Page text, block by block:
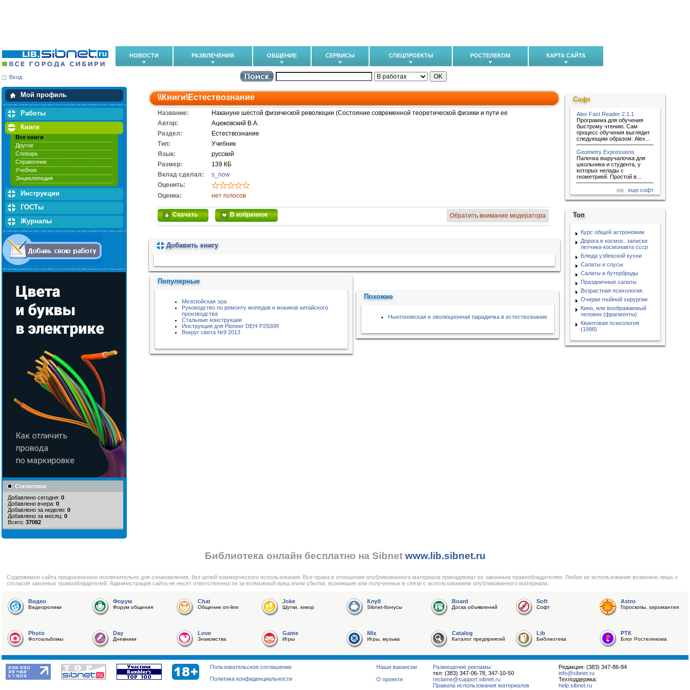
НОВОСТИ РАЗВЛЕЧЕНИЯ ОБЩЕНИЕ СЕРВИСЫ СПЕЦПРОЕКТЫ РОСТЕЛЕКОМ КАРТА САЙТА
Вход
Мой профиль
Мои закладки
Работы
Книги
Все книги
Другое
Словарь
Справочник
Учебник
Энциклопедия
Инструкции
ГОСТы
Журналы
Статистика
Добавлено сегодня: 0
Добавлено вчера: 0
Добавлено за неделю: 0
Добавлено за месяц: 0
Всего: 37082
\\Книги\Естествознание
Название:
Накануне шестой физической революции (Состояние современной теоретической физики и пути ее
Автор:
Ацюковский В.А.
Раздел:
Естествознание
Тип:
Учебник
Язык:
русский
Размер:
139 КБ
Вклад сделал:
s_now
Оценить:
Оценка:
нет голосов
Скачать В избранное Обратить внимание модератора
Добавить книгу
Популярные
Мезозойская эра.
Руководство по ремонту мопедов и мокиков китайского
производства
Стальные конструкции
Инструкция для Pioneer DEH-P2500R
Вокруг света №9 2013
Похожие
Ньютоновская и эволюционная парадигма в естествознание
Софт
Alex Fast Reader 2.1.1
Программа для обучения
быстрому чтению. Сам
процесс обучения выглядит
следующим образом: Alex...
Geometry Expressions
Палочка выручалочка для
школьника и студента, у
которых нелады с
геометрией. Простой в...
еще софт
Топ
Курс общей астрономии
Дорога в космос. записки
летчика-космонавта ссср
Блюда узбекской кухни
Салаты и соусы
Салаты и бутерброды
Праздничные салаты
Возрастная психология.
Очерки гнойной хирургии
Кино, или воображаемый
человек (фрагменты)
Квантовая психология
(1998)
Библиотека онлайн бесплатно на Sibnet www.lib.sibnet.ru
Cодержимое сайта предназначено исключительно для ознакомления, без целей коммерческого использования. Все права в отношении опубликованного материала принадлежат их законным правообладателям. Любое их использование возможно лишь с
согласия законных правообладателей. Администрация сайта не несет ответственности за возможный вред и/или убытки, возникшие или полученные в связи с использованием опубликованного материала.
Видео
Видеоролики
Форум
Форум общения
Chat
Общение on-line
Joke
Шутки, юмор
Клуб
Sibnet-бонусы
Board
Доска объявлений
Soft
Софт
Astro
Гороскопы, хиромантия
Photo
Фотоальбомы
Day
Дневники
Love
Знакомства
Game
Игры
Mix
Игры, музыка
Catalog
Каталог предприятий
Lib
Библиотека
РТК
Блог Ростелекома
Редакция: (383) 347-86-84
info@sibnet.ru
Техподдержка:
help.sibnet.ru
Размещение рекламы:
тел: (383) 347-06-78, 347-10-50
reclame@support.sibnet.ru
Правила использования материалов
Наши вакансии
О проекте
Пользовательское соглашение
Политика конфиденциальности